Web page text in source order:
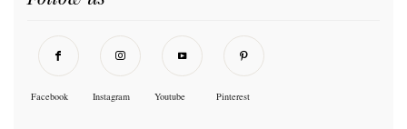
Facebook Instagram Youtube Pinterest